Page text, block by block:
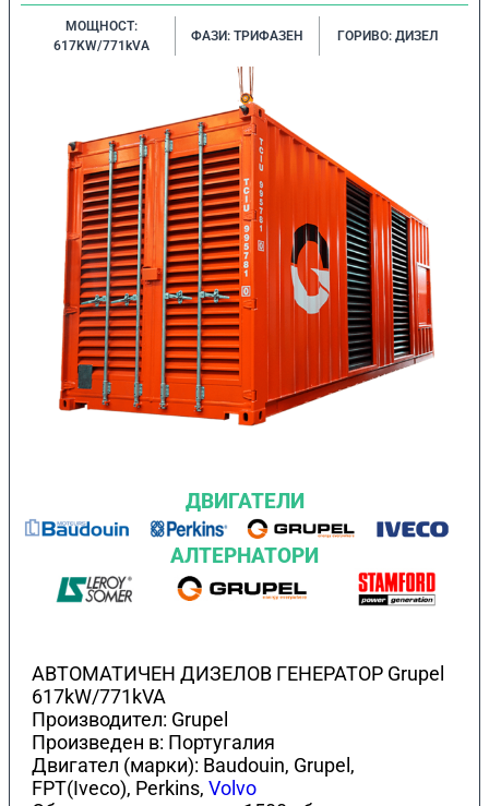
МОЩНОСТ:
617KW/771kVA
ФАЗИ: ТРИФАЗЕН ГОРИВО: ДИЗЕЛ
ДВИГАТЕЛИ
АЛТЕРНАТОРИ
АВТОМАТИЧЕН ДИЗЕЛОВ ГЕНЕРАТОР Grupel
617kW/771kVA
Производител: Grupel
Произведен в: Португалия
Двигател (марки): Baudouin, Grupel,
FPT(Iveco), Perkins, Volvo